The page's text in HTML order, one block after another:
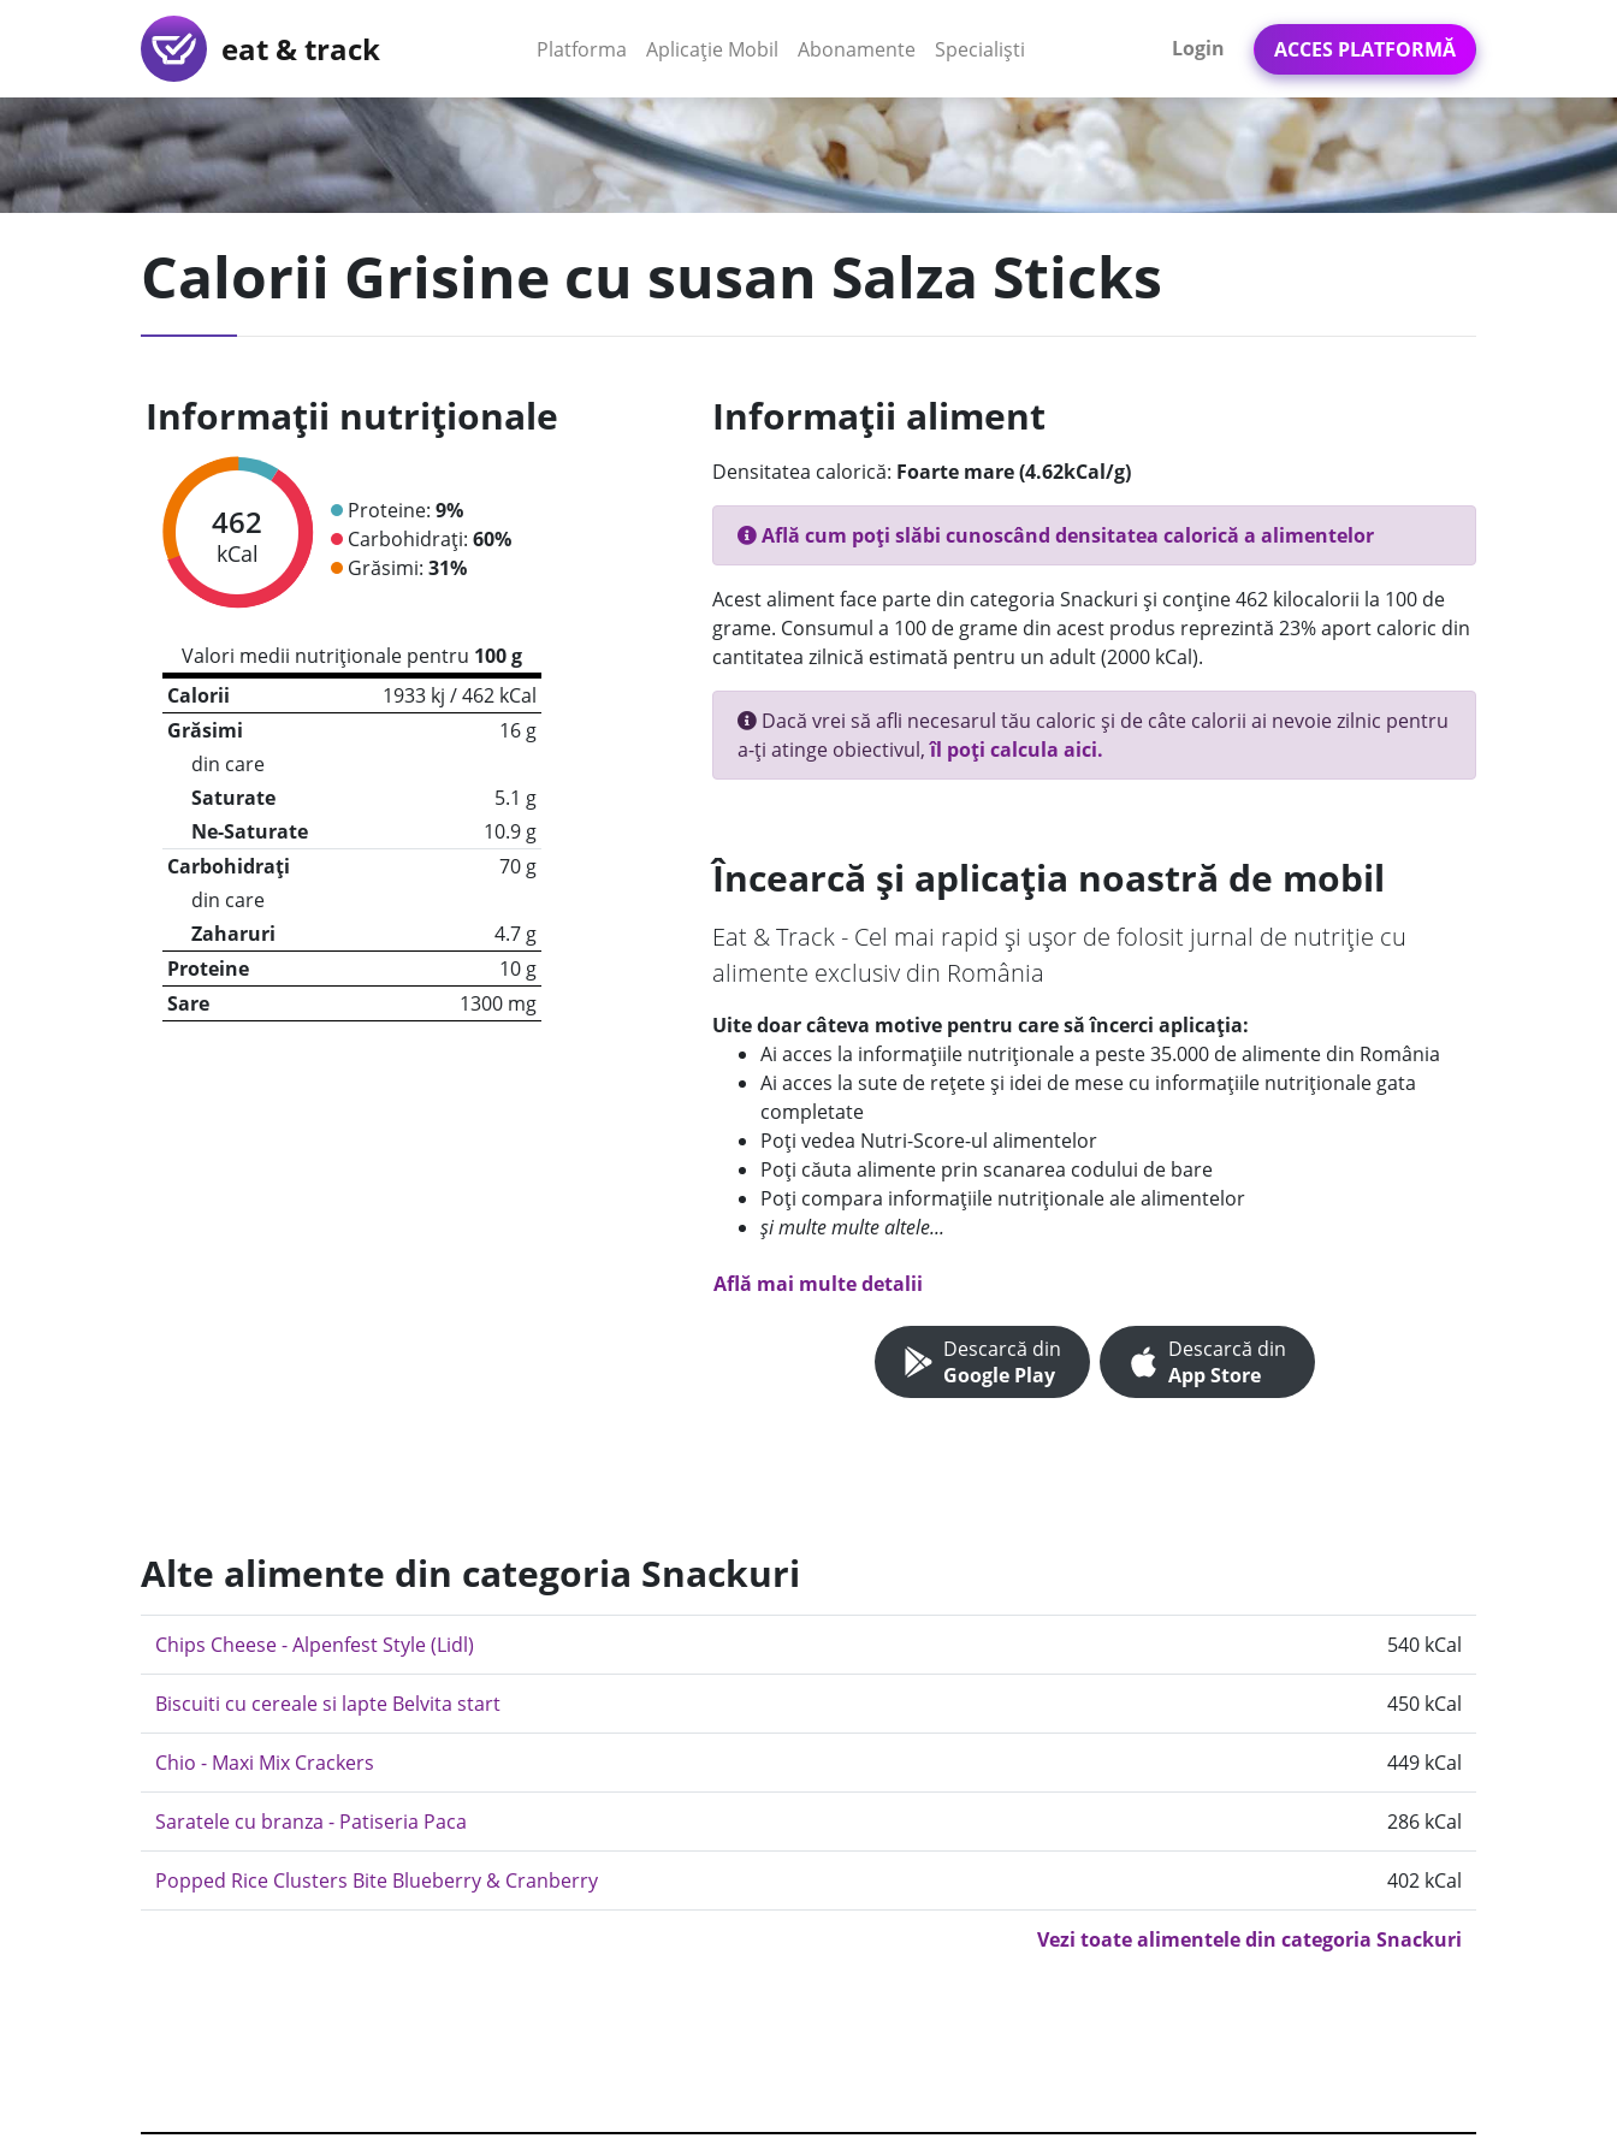
eat & track Platforma (current)
Aplicație Mobil (current)
Abonamente Specialiști Login ACCES PLATFORMĂ
Calorii Grisine cu susan Salza Sticks
Informații nutriționale
462
kCal
Proteine: 9%
Carbohidrați: 60%
Grăsimi: 31%
Valori medii nutriționale pentru 100 g
Calorii
1933 kj / 462 kCal
Grăsimi
16 g
din care
Saturate
5.1 g
Ne-Saturate
10.9 g
Carbohidrați
70 g
din care
Zaharuri
4.7 g
Proteine
10 g
Sare
1300 mg
Informații aliment
Densitatea calorică: Foarte mare (4.62kCal/g)
Află cum poți slăbi cunoscând densitatea calorică a alimentelor
Acest aliment face parte din categoria Snackuri și conține 462 kilocalorii la 100 de
grame. Consumul a 100 de grame din acest produs reprezintă 23% aport caloric din
cantitatea zilnică estimată pentru un adult (2000 kCal).
Dacă vrei să afli necesarul tău caloric și de câte calorii ai nevoie zilnic pentru
a-ți atinge obiectivul,îl poți calcula aici.
Încearcă și aplicația noastră de mobil
Eat & Track - Cel mai rapid și ușor de folosit jurnal de nutriție cu
alimente exclusiv din România
Uite doar câteva motive pentru care să încerci aplicația:
Ai acces la informațiile nutriționale a peste 35.000 de alimente din România
Ai acces la sute de rețete și idei de mese cu informațiile nutriționale gata
completate
Poți vedea Nutri-Score-ul alimentelor
Poți căuta alimente prin scanarea codului de bare
Poți compara informațiile nutriționale ale alimentelor
și multe multe altele...
Află mai multe detalii
Descarcă din
Google Play
Descarcă din
App Store
Alte alimente din categoria Snackuri
Chips Cheese - Alpenfest Style (Lidl) 540 kCal
Biscuiti cu cereale si lapte Belvita start 450 kCal
Chio - Maxi Mix Crackers 449 kCal
Saratele cu branza - Patiseria Paca 286 kCal
Popped Rice Clusters Bite Blueberry & Cranberry 402 kCal
Vezi toate alimentele din categoria Snackuri